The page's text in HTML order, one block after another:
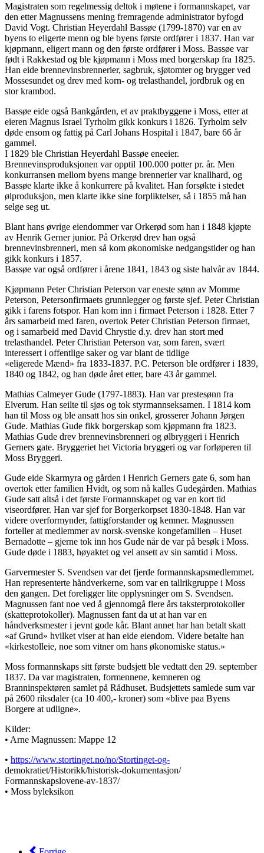
Magistraten som regelmessig deltok i møtene i formannskapet, var
den etter Magnussens mening fremragende administrator byfogd
David Vogt. Christian Heyerdahl Bassøe (1799-1870) var en av
byens to eligerte menn og ble byens første ordfører i 1837. Han var
kjøpmann, eligert mann og den første ordfører i Moss. Bassøe var
født i Rakkestad og ble kjøpmann i Moss med borgerskap fra 1825.
Han eide brennevinsbrennerier, sagbruk, sjøtomter og brygger ved
Mossesundet og drev med korn- og trelasthandel, jordbruk og en
stor krambod.
Bassøe eide også Bankgården, et av praktbyggene i Moss, etter at
eieren Magnus Israel Tyrholm gikk konkurs i 1826. Tyrholm selv
døde ensom og fattig på Carl Johans Hospital i 1847, bare 66 år
gammel.
I 1829 ble Christian Heyerdahl Bassøe eneeier.
Brennevinsproduksjonen var opptil 100.000 potter pr. år. Men
konkurransen mellom byens mange brennerier var knallhard, og
Bassøe klarte ikke å konkurrere på kvalitet. Han forsøkte i stedet
ølproduksjon, men klarte ikke sine forpliktelser, så i 1855 må han
selge seg ut.
Blant hans øvrige eiendommer var Orkerød som han i 1848 kjøpte
av Henrik Gerner junior. På Orkerød drev han også
brennevinsbrenneri, men så kom økonomiske nedgangstider og han
gikk konkurs i 1857.
Bassøe var også ordfører i årene 1841, 1843 og siste halvår av 1844.
Kjøpmann Peter Christian Peterson var eneste sønn av Momme
Peterson, Petersonfirmaets grunnlegger og første sjef. Peter Christian
gikk i farens fotspor. Han kom inn i firmaet Peterson i 1828. Etter 7
års samarbeid med faren, overtok Peter Christian Peterson firmaet,
og i samarbeid med David Chrystie d.y. drev han stort med
trelasthandel. Peter Christian Peterson var, som faren, svært
interessert i offentlige saker og var blant de tidlige
«eligerede Mænd» fra 1833-1837. P.C. Peterson ble ordfører i 1839,
1840 og 1842, og han døde året etter, bare 43 år gammel.
Mathias Calmeyer Gude (1797-1883). Han var prestesønn fra
Elverum. Han seilte til sjøs og tok styrmannseksamen. I 1814 kom
han til Moss og ble ansatt hos sin onkel, grosserer Johann Jørgen
Gude. Mathias Gude fikk borgerskap som kjøpmann fra 1823.
Mathias Gude drev brennevinsbrenneri og ølbryggeri i Henrich
Gerners gate. Bryggeriet het Victoria bryggeri og var forløperen til
Moss Bryggeri.
Gude eide Skarmyra og gården i Henrich Gerners gate 6, som han
overtok etter familien Hvidt, og som nå kalles Gudegården. Mathias
Gude satt altså i det første Formannskapet og var en kort tid
viseordfører. Han var sjef for Borgerkorpset 1830-1848. Han var
videre overformynder, fattigforstander og kemner. Magnussen
forteller at medlemmer av norsk-svenske kongefamilien – Huset
Bernadotte – gjerne tok inn hos Gude når de var på besøk i Moss.
Gude døde i 1883, høyaktet og vel ansett av sin samtid i Moss.
Garvermester S. Svendsen var det fjerde formannskapsmedlemmet.
Han representerte håndverkerne, som var en tallrikgruppe i Moss
den gangen. Det foreligger lite opplysninger om S. Svendsen.
Magnussen fant noe ved å gjennomgå flere års taksterprotokoller
(skatteprotokoller). Magnussen fant da ut at han var en
håndverksmester i jevnt gode kår. Blant annet har han betalt skatt
«af Grund» hvilket viser at han eide eiendom. Videre betalte han
«kirkestolleie, noe som vitner om hans økonomiske status.»
Moss formannskaps sitt første budsjett ble vedtatt den 29. september
1837. Da var magistraten, formennene, kemneren og
Branninspektøren samlet på Rådhuset. Budsjettets samlede sum var
på 2600 riksdaler (ca 10 400,- kroner) som «blive paa Byens
Borgere at udligne».
Kilder:
• Arne Magnussen: Mappe 12
• https://www.stortinget.no/no/Stortinget-og-
demokratiet/Historikk/historisk-dokumentasjon/
Formannskapslovene-av-1837/
• Moss byleksikon